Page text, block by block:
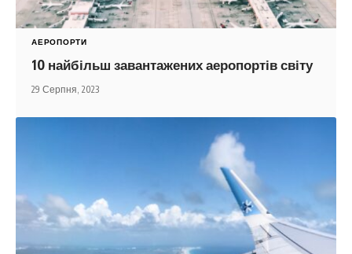
АЕРОПОРТИ
10 найбільш завантажених аеропортів світу
29 Серпня, 2023